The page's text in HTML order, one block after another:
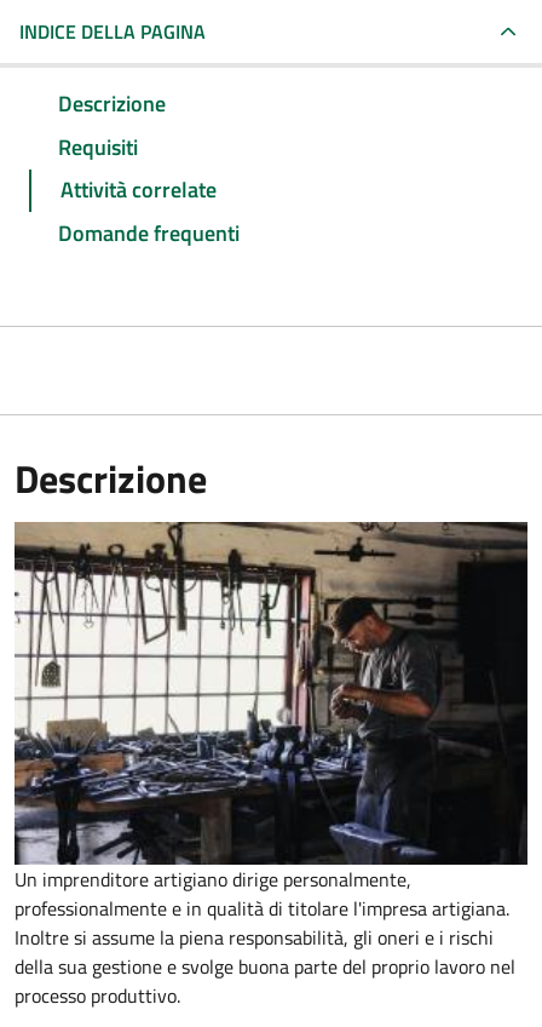
INDICE DELLA PAGINA
Descrizione
Requisiti
Attività correlate
Domande frequenti
Descrizione
Un imprenditore artigiano dirige personalmente,
professionalmente e in qualità di titolare l'impresa artigiana.
Inoltre si assume la piena responsabilità, gli oneri e i rischi
della sua gestione e svolge buona parte del proprio lavoro nel
processo produttivo.